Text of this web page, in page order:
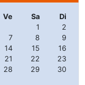
Ve Sa
Di
1
2
7 8
9
14 15
16
21 22
23
28 29
30